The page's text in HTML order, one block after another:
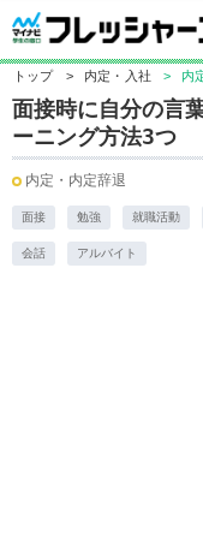
トップ > 内定・入社 > 内
面接時に自分の言
ーニング方法3つ
内定・内定辞退
面接 勉強 就職活動
会話 アルバイト